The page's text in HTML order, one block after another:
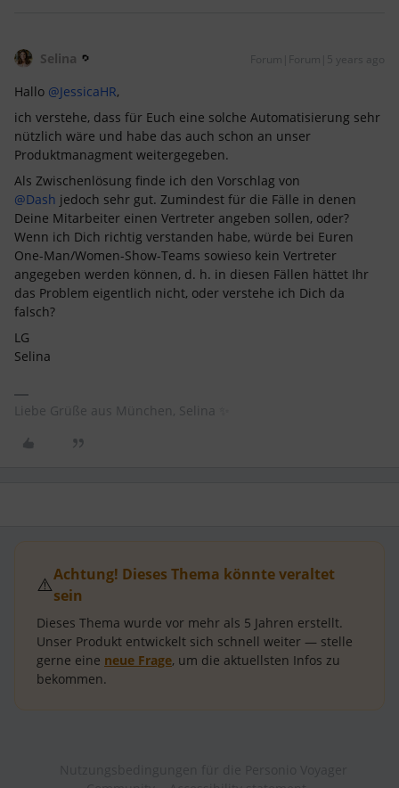
Selina Forum|Forum|5 years ago
Hallo @JessicaHR,
ich verstehe, dass für Euch eine solche Automatisierung sehr
nützlich wäre und habe das auch schon an unser
Produktmanagment weitergegeben.
Als Zwischenlösung finde ich den Vorschlag von
@Dash jedoch sehr gut. Zumindest für die Fälle in denen
Deine Mitarbeiter einen Vertreter angeben sollen, oder?
Wenn ich Dich richtig verstanden habe, würde bei Euren
One-Man/Women-Show-Teams sowieso kein Vertreter
angegeben werden können, d. h. in diesen Fällen hättet Ihr
das Problem eigentlich nicht, oder verstehe ich Dich da
falsch?
LG
Selina
Liebe Grüße aus München, Selina ✨
⚠️Achtung! Dieses Thema könnte veraltet
sein
Dieses Thema wurde vor mehr als 5 Jahren erstellt.
Unser Produkt entwickelt sich schnell weiter — stelle
gerne eine neue Frage, um die aktuellsten Infos zu
bekommen.